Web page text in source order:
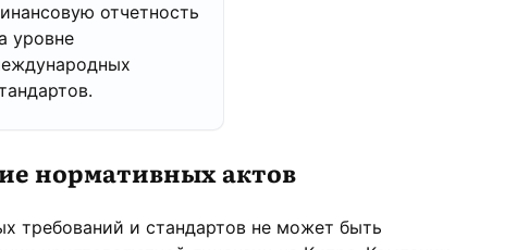
отчетность
уровне
нормативных актов
требований и стандартов не может быть